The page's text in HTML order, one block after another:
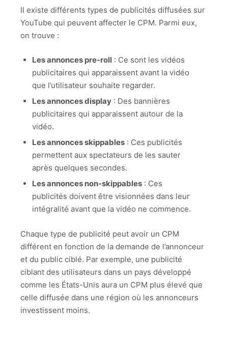
Il existe différents types de publicités diffusées sur
YouTube qui peuvent affecter le CPM. Parmi eux,
on trouve :
Les annonces pre-roll: Ce sont les vidéos
publicitaires qui apparaissent avant la vidéo
que l’utilisateur souhaite regarder.
Les annonces display: Des bannières
publicitaires qui apparaissent autour de la
vidéo.
Les annonces skippables: Ces publicités
permettent aux spectateurs de les sauter
après quelques secondes.
Les annonces non-skippables: Ces
publicités doivent être visionnées dans leur
intégralité avant que la vidéo ne commence.
Chaque type de publicité peut avoir un CPM
différent en fonction de la demande de l’annonceur
et du public ciblé. Par exemple, une publicité
ciblant des utilisateurs dans un pays développé
comme les États-Unis aura un CPM plus élevé que
celle diffusée dans une région où les annonceurs
investissent moins.